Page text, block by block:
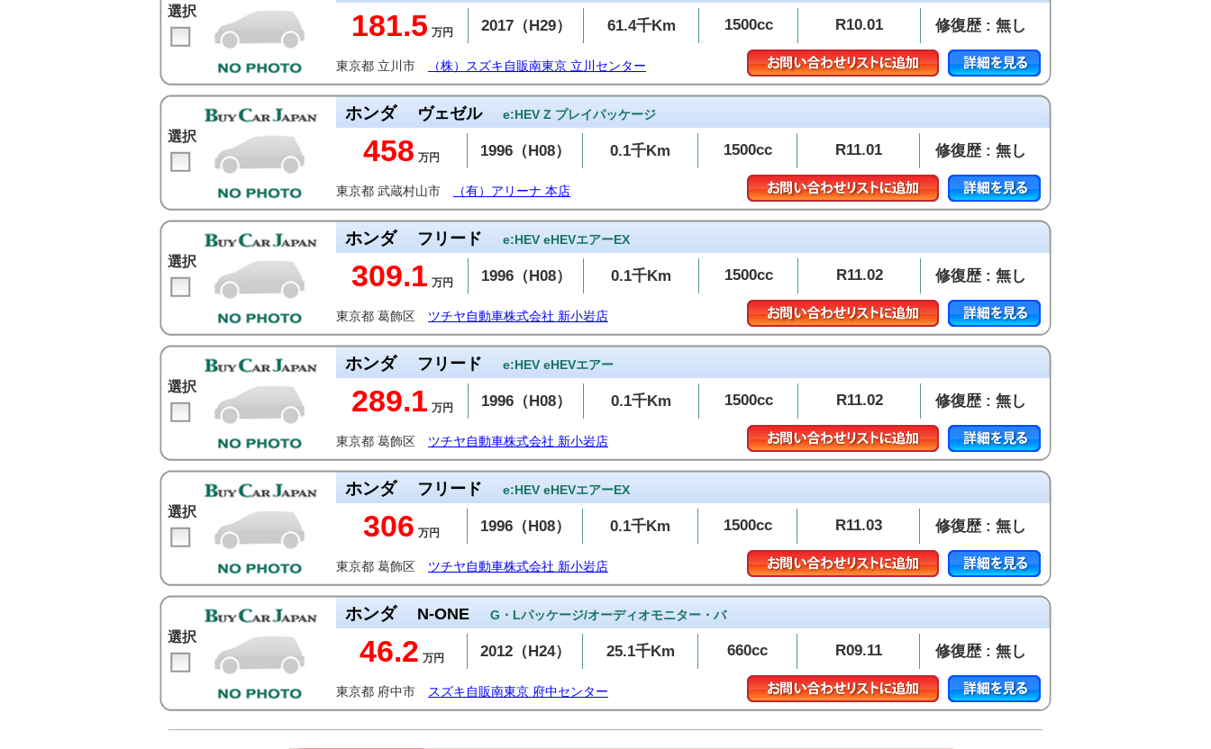
選択 181.5 万円 2017（H29） 61.4千Km 1500cc R10.01 修復歴 : 無し
東京都 立川市 （株）スズキ自販南東京 立川センター
選択
ホンダ ヴェゼル e:HEV Z プレイパッケージ
458 万円 1996（H08） 0.1千Km 1500cc R11.01 修復歴 : 無し
東京都 武蔵村山市 （有）アリーナ 本店
選択
ホンダ フリード e:HEV eHEVエアーEX
309.1 万円 1996（H08） 0.1千Km 1500cc R11.02 修復歴 : 無し
東京都 葛飾区 ツチヤ自動車株式会社 新小岩店
選択
ホンダ フリード e:HEV eHEVエアー
289.1 万円 1996（H08） 0.1千Km 1500cc R11.02 修復歴 : 無し
東京都 葛飾区 ツチヤ自動車株式会社 新小岩店
選択
ホンダ フリード e:HEV eHEVエアーEX
306 万円 1996（H08） 0.1千Km 1500cc R11.03 修復歴 : 無し
東京都 葛飾区 ツチヤ自動車株式会社 新小岩店
選択
ホンダ N-ONE G・Lパッケージ/オーディオモニター・バ
46.2 万円 2012（H24） 25.1千Km 660cc R09.11 修復歴 : 無し
東京都 府中市 スズキ自販南東京 府中センター